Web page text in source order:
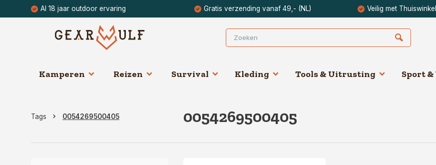
Al 18 jaar outdoor ervaring Gratis verzending vanaf 49,- (NL) Veilig met
Kamperen Reizen Survival Kleding Tools & Uitrusting Sport
Tags 0054269500405 0054269500405